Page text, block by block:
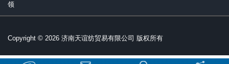
领
Copyright © 2026 济南天谊纺贸易有限公司 版权所有